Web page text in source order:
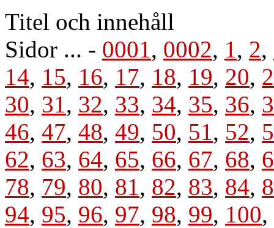
Titel och innehåll
Sidor ... - 0001, 0002, 1, 2,
14, 15, 16, 17, 18, 19, 20,
30, 31, 32, 33, 34, 35, 36,
46, 47, 48, 49, 50, 51, 52,
62, 63, 64, 65, 66, 67, 68,
78, 79, 80, 81, 82, 83, 84,
94, 95, 96, 97, 98, 99, 100,